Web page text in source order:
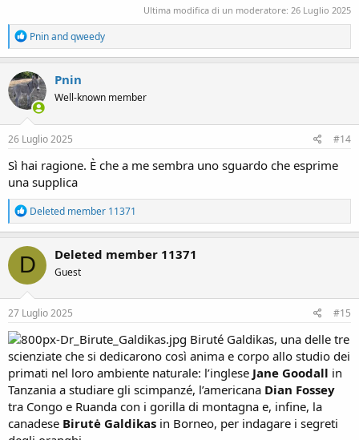
Ultima modifica di un moderatore: 26 Luglio 2025
R
e
a
c
t
i
o
n
s
Pninandqweedy
Pnin
Well-known member
26 Luglio 2025 #14
Sì hai ragione. È che a me sembra uno sguardo che esprime
una supplica
R
e
a
c
t
i
o
n
s
Deleted member 11371
D Deleted member 11371
Guest
27 Luglio 2025 #15
Biruté Galdikas, una delle tre
scienziate che si dedicarono così anima e corpo allo studio dei
primati nel loro ambiente naturale: l’inglese Jane Goodall in
Tanzania a studiare gli scimpanzé, l’americana Dian Fossey
tra Congo e Ruanda con i gorilla di montagna e, infine, la
canadese Birutė Galdikas in Borneo, per indagare i segreti